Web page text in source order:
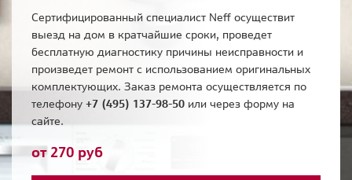
Сертифицированный специалист Neff осуществит
выезд на дом в кратчайшие сроки, проведет
бесплатную диагностику причины неисправности и
произведет ремонт с использованием оригинальных
комплектующих. Заказ ремонта осуществляется по
телефону +7 (495) 137-98-50 или через форму на
сайте.
от 270 руб